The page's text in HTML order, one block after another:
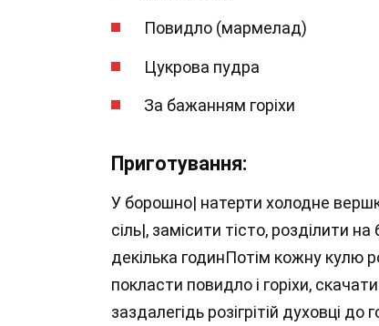
Повидло (мармелад)
Цукрова пудра
За бажанням горіхи
Приготування:
У борошно| натерти холодне
сіль|, замісити тісто, розділити
декілька годинПотім кожну кулю
покласти повидло і горіхи,
заздалегідь розігрітій духовці